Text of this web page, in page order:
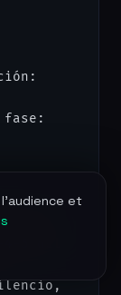
et
fase:
del
5 del